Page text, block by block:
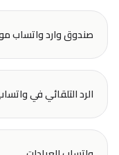
صندوق وارد واتساب
الرد التلقائي في